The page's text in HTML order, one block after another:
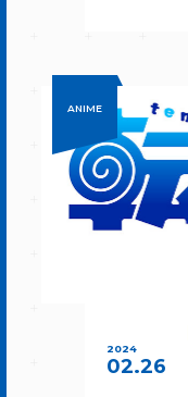
ANIME
2024
02.26